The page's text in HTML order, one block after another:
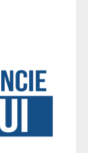
um ano
– 200 anos”
ritmo